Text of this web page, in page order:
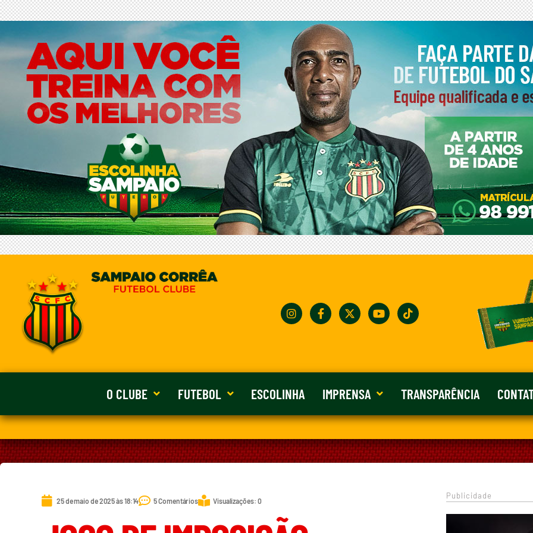
O CLUBE FUTEBOL ESCOLINHA IMPRENSA TRANSPARÊNCIA
25 de maio de 2025 às 18:14 5 Comentários Visualizações: 0
Publicidade